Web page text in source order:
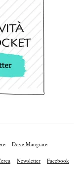
Dove Mangiare
Newsletter Facebook